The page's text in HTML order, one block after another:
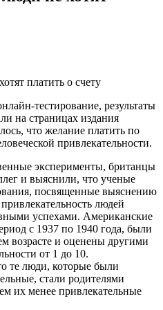
тестирование, результаты
на страницах издания
что желание платить по
привлекательности.
эксперименты, британцы
и выяснили, что ученые
посвященные выяснению
людей
успехами. Американские
с 1937 по 1940 года, были
возрасте и оценены другими
от 1 до 10.
те люди, которые были
стали родителями
их менее привлекательные